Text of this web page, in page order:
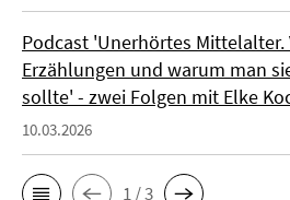
Podcast 'Unerhörtes
Erzählungen und warum man
sollte' - zwei Folgen mit Elke
10.03.2026
1 / 3